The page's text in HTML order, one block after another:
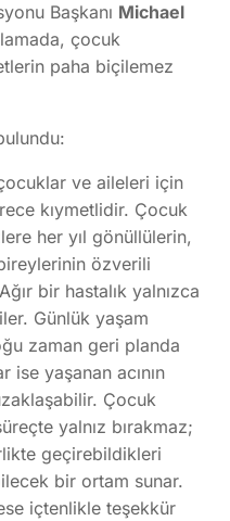
Başkanı Michael
çocuk
paha biçilemez
ve aileleri için
kıymetlidir. Çocuk
her yıl gönüllülerin,
bireylerinin özverili
bir hastalık yalnızca
Günlük yaşam
zaman geri planda
ise yaşanan acının
Çocuk
yalnız bırakmaz;
geçirebildikleri
bir ortam sunar.
içtenlikle teşekkür